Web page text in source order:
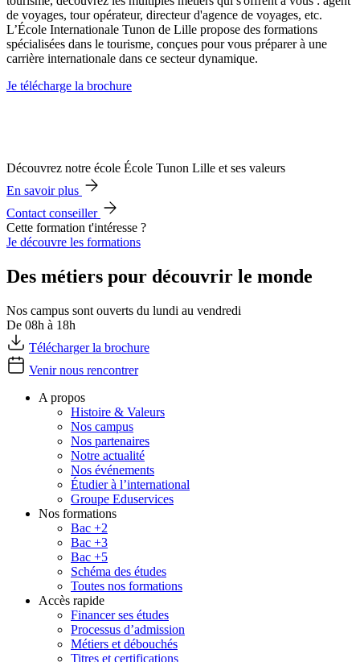
de voyages, tour opérateur, directeur d'agence de voyages, etc.
L’École Internationale Tunon de Lille propose des formations
spécialisées dans le tourisme, conçues pour vous préparer à une
carrière internationale dans ce secteur dynamique.
Je télécharge la brochure
Découvrez notre école École Tunon Lille et ses valeurs
En savoir plus
Contact conseiller
Cette formation t'intéresse ?
Je découvre les formations
Des métiers pour découvrir le monde
Nos campus sont ouverts du lundi au vendredi
De 08h à 18h
Télécharger la brochure
Venir nous rencontrer
A propos
Histoire & Valeurs
Nos campus
Nos partenaires
Notre actualité
Nos événements
Étudier à l’international
Groupe Eduservices
Nos formations
Bac +2
Bac +3
Bac +5
Schéma des études
Toutes nos formations
Accès rapide
Financer ses études
Processus d’admission
Métiers et débouchés
Titres et certifications